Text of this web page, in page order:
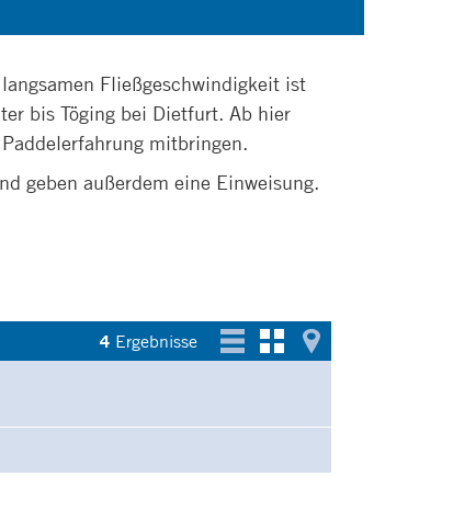
Fließgeschwindigkeit ist
bis Töging bei Dietfurt. Ab hier
mitbringen.
geben außerdem eine Einweisung.
4 Ergebnisse